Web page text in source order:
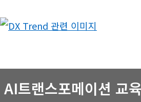
AI트랜스포메이션 교